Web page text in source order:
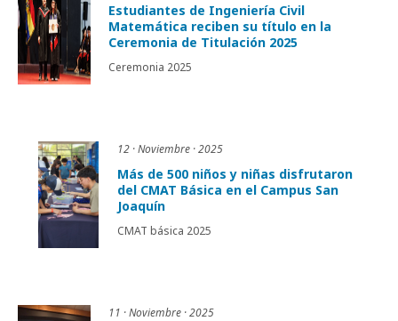
Estudiantes de Ingeniería Civil
Matemática reciben su título en la
Ceremonia de Titulación 2025
Ceremonia 2025
12 · Noviembre · 2025
Más de 500 niños y niñas disfrutaron
del CMAT Básica en el Campus San
Joaquín
CMAT básica 2025
11 · Noviembre · 2025